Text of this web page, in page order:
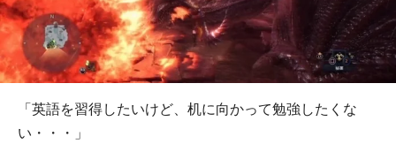
「英語を習得したいけど、机に向かって勉強したくな
い・・・」